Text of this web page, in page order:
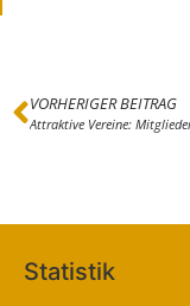
VORHERIGER BEITRAG
Statistik